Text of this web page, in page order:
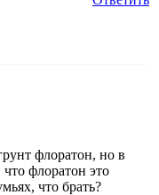
флоратон, но в
что флоратон это
что брать?